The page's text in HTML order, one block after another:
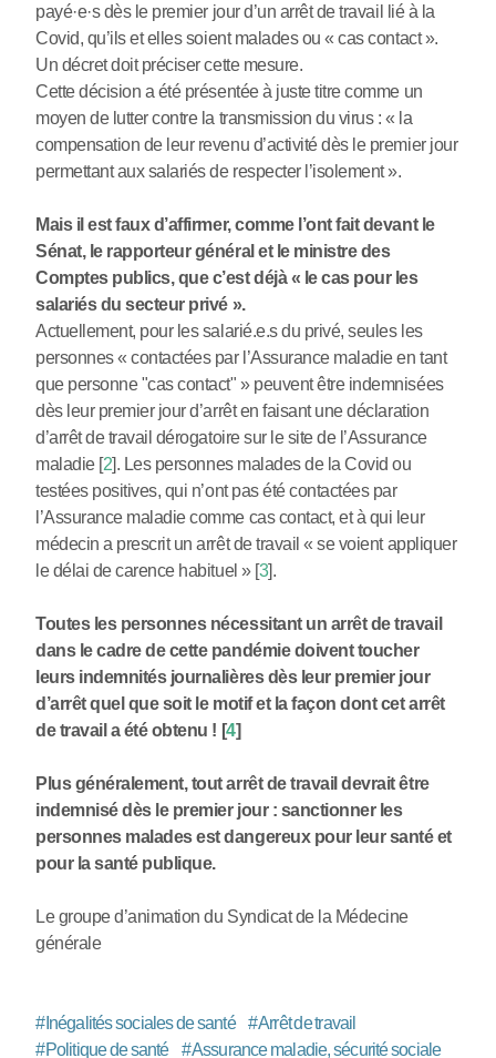
payé·e·s dès le premier jour d’un arrêt de travail lié à la
Covid, qu’ils et elles soient malades ou « cas contact ».
Un décret doit préciser cette mesure.
Cette décision a été présentée à juste titre comme un
moyen de lutter contre la transmission du virus : « la
compensation de leur revenu d’activité dès le premier jour
permettant aux salariés de respecter l’isolement ».
Mais il est faux d’affirmer, comme l’ont fait devant le
Sénat, le rapporteur général et le ministre des
Comptes publics, que c’est déjà « le cas pour les
salariés du secteur privé ».
Actuellement, pour les salarié.e.s du privé, seules les
personnes « contactées par l’Assurance maladie en tant
que personne "cas contact" » peuvent être indemnisées
dès leur premier jour d’arrêt en faisant une déclaration
d’arrêt de travail dérogatoire sur le site de l’Assurance
maladie[2]. Les personnes malades de la Covid ou
testées positives, qui n’ont pas été contactées par
l’Assurance maladie comme cas contact, et à qui leur
médecin a prescrit un arrêt de travail « se voient appliquer
le délai de carence habituel »[3].
Toutes les personnes nécessitant un arrêt de travail
dans le cadre de cette pandémie doivent toucher
leurs indemnités journalières dès leur premier jour
d’arrêt quel que soit le motif et la façon dont cet arrêt
de travail a été obtenu ! [4]
Plus généralement, tout arrêt de travail devrait être
indemnisé dès le premier jour : sanctionner les
personnes malades est dangereux pour leur santé et
pour la santé publique.
Le groupe d’animation du Syndicat de la Médecine
générale
#Inégalités sociales de santé #Arrêt de travail
#Politique de santé #Assurance maladie, sécurité sociale